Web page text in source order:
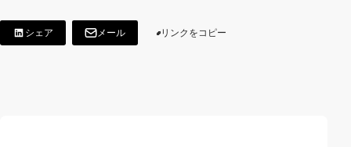
シェア
[LinkedInでシェア]
[新しいウィンドウで開く]
[別ウィンドウで開く]
メール リンクをコピー